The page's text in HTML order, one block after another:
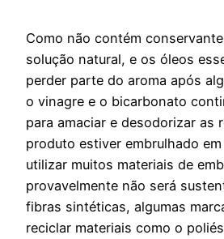
Como não contém
solução natural, e os óleos
perder parte do aroma após
o vinagre e o bicarbonato
para amaciar e desodorizar as
produto estiver embrulhado
utilizar muitos materiais de
provavelmente não será
fibras sintéticas, algumas
reciclar materiais como o